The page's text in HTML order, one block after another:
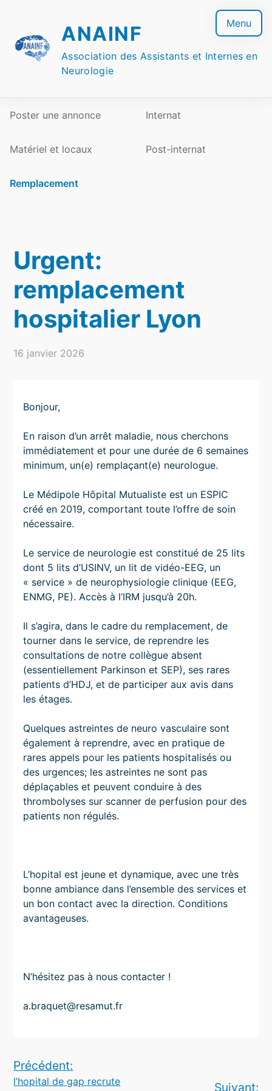
content
ANAINF
Association des Assistants et Internes en
Neurologie
Menu
Poster une annonce Internat
Matériel et locaux Post-internat
Remplacement
Urgent:
remplacement
hospitalier Lyon
16 janvier 2026
Bonjour,
En raison d’un arrêt maladie, nous cherchons
immédiatement et pour une durée de 6 semaines
minimum, un(e) remplaçant(e) neurologue.
Le Médipole Hôpital Mutualiste est un ESPIC
créé en 2019, comportant toute l’offre de soin
nécessaire.
Le service de neurologie est constitué de 25 lits
dont 5 lits d’USINV, un lit de vidéo-EEG, un
« service » de neurophysiologie clinique (EEG,
ENMG, PE). Accès à l’IRM jusqu’à 20h.
Il s’agira, dans le cadre du remplacement, de
tourner dans le service, de reprendre les
consultations de notre collègue absent
(essentiellement Parkinson et SEP), ses rares
patients d’HDJ, et de participer aux avis dans
les étages.
Quelques astreintes de neuro vasculaire sont
également à reprendre, avec en pratique de
rares appels pour les patients hospitalisés ou
des urgences; les astreintes ne sont pas
déplaçables et peuvent conduire à des
thrombolyses sur scanner de perfusion pour des
patients non régulés.
L’hopital est jeune et dynamique, avec une très
bonne ambiance dans l’ensemble des services et
un bon contact avec la direction. Conditions
avantageuses.
N’hésitez pas à nous contacter !
a.braquet@resamut.fr
Navigation
Précédent:
l’hopital de gap recrute
Suivant: